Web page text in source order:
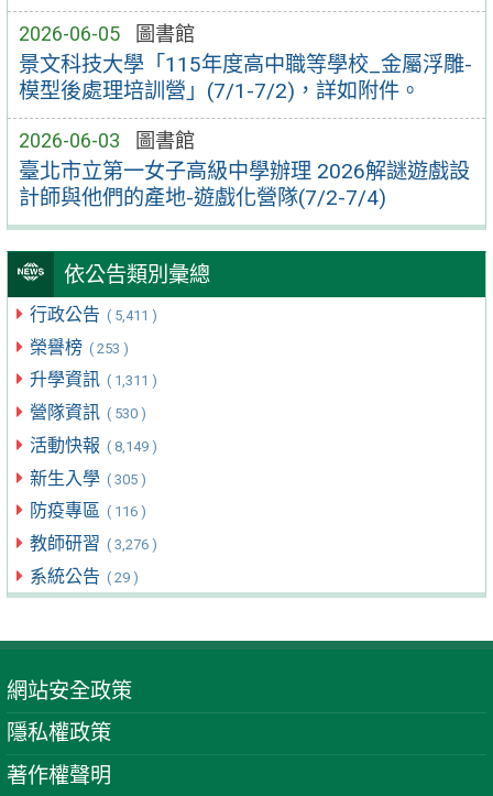
2026-06-05 圖書館
景文科技大學「115年度高中職等學校_金屬浮雕-
模型後處理培訓營」(7/1-7/2)，詳如附件。
2026-06-03 圖書館
臺北市立第一女子高級中學辦理 2026解謎遊戲設
計師與他們的產地-遊戲化營隊(7/2-7/4)
依公告類別彙總
行政公告 ( 5,411 )
榮譽榜 ( 253 )
升學資訊 ( 1,311 )
營隊資訊 ( 530 )
活動快報 ( 8,149 )
新生入學 ( 305 )
防疫專區 ( 116 )
教師研習 ( 3,276 )
系統公告 ( 29 )
網站安全政策
隱私權政策
著作權聲明